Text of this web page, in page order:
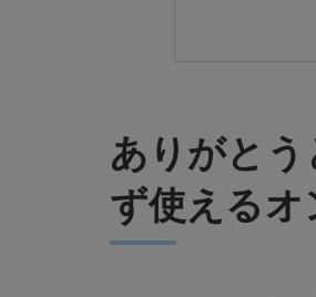
ありが
ありがと
ず使えるオ